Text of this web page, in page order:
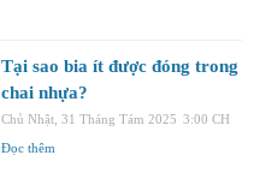
Tại sao bia ít được đóng trong
chai nhựa?
Chủ Nhật, 31 Tháng Tám 2025 3:00 CH
Đọc thêm